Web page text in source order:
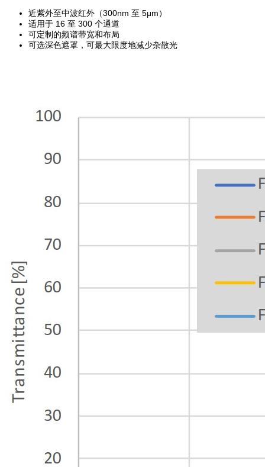
近紫外至中波红外（300nm 至 5μm）
适用于 16 至 300 个通道
可定制的频谱带宽和布局
可选深色遮罩，可最大限度地减少杂散光